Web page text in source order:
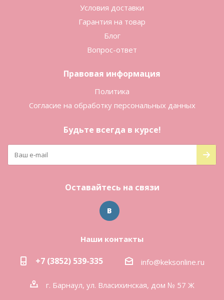
Условия доставки
Гарантия на товар
Блог
Вопрос-ответ
Правовая информация
Политика
Согласие на обработку персональных данных
Будьте всегда в курсе!
Оставайтесь на связи
Наши контакты
+7 (3852) 539-335 info@keksonline.ru
г. Барнаул, ул. Власихинская, дом № 57 Ж